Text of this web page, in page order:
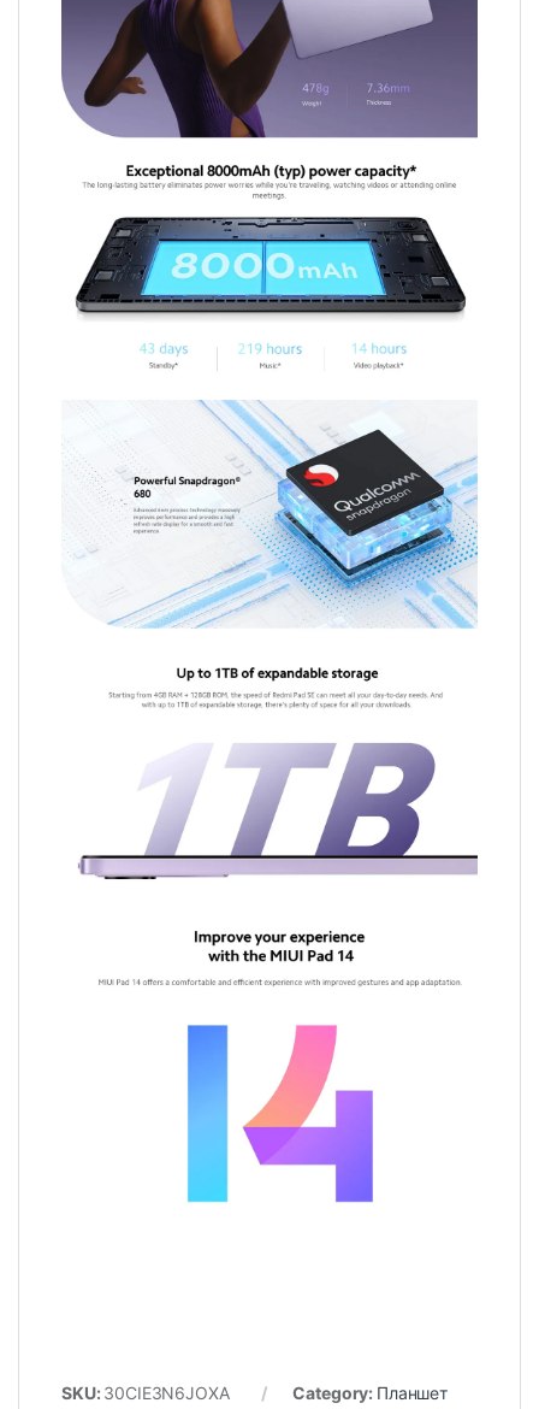
SKU: 30CIE3N6JOXA Category: Планшет